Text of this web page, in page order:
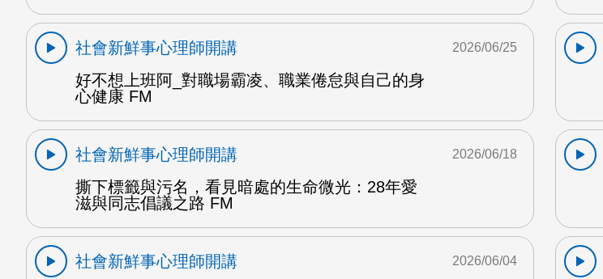
社會新鮮事心理師開講
好不想上班阿_對職場霸凌、職業倦怠與自己的身
心健康 FM
2026/06/25
社會新鮮事心理師開講
撕下標籤與污名，看見暗處的生命微光：28年愛
滋與同志倡議之路 FM
2026/06/18
社會新鮮事心理師開講
2026/06/04